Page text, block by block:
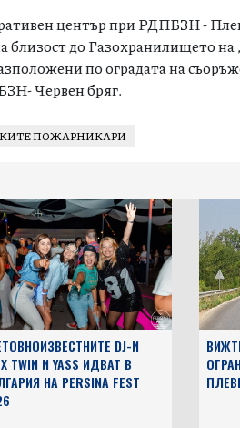
център при РДПБЗН -
близост до Газохранилището
по оградата на
Червен бряг.
ПОЖАРНИКАРИ
DJ-И
TWIN И YASS ИДВАТ В
НА PERSINA FEST